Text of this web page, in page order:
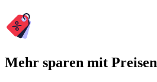
Mehr sparen mit